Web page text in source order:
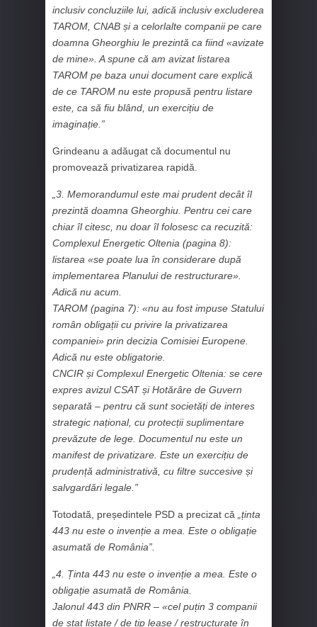
inclusiv concluziile lui, adică inclusiv excluderea
TAROM, CNAB și a celorlalte companii pe care
doamna Gheorghiu le prezintă ca fiind «avizate
de mine». A spune că am avizat listarea
TAROM pe baza unui document care explică
de ce TAROM nu este propusă pentru listare
este, ca să fiu blând, un exercițiu de
imaginație.”
Grindeanu a adăugat că documentul nu
promovează privatizarea rapidă.
„3. Memorandumul este mai prudent decât îl
prezintă doamna Gheorghiu. Pentru cei care
chiar îl citesc, nu doar îl folosesc ca recuzită:
Complexul Energetic Oltenia (pagina 8):
listarea «se poate lua în considerare după
implementarea Planului de restructurare».
Adică nu acum.
TAROM (pagina 7): «nu au fost impuse Statului
român obligații cu privire la privatizarea
companiei» prin decizia Comisiei Europene.
Adică nu este obligatorie.
CNCIR și Complexul Energetic Oltenia: se cere
expres avizul CSAT și Hotărâre de Guvern
separată – pentru că sunt societăți de interes
strategic național, cu protecții suplimentare
prevăzute de lege. Documentul nu este un
manifest de privatizare. Este un exercițiu de
prudență administrativă, cu filtre succesive și
salvgardări legale.”
Totodată, președintele PSD a precizat că
„ținta
443 nu este o invenție a mea. Este o obligație
asumată de România”.
„4. Ținta 443 nu este o invenție a mea. Este o
obligație asumată de România.
⁠Jalonul 443 din PNRR – «cel puțin 3 companii
de stat listate / de tip lease / restructurate în